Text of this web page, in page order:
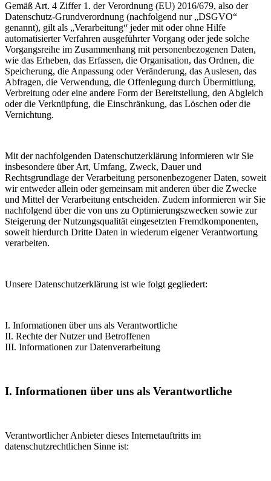
Gemäß Art. 4 Ziffer 1. der Verordnung (EU) 2016/679, also der
Datenschutz-Grundverordnung (nachfolgend nur „DSGVO“
genannt), gilt als „Verarbeitung“ jeder mit oder ohne Hilfe
automatisierter Verfahren ausgeführter Vorgang oder jede solche
Vorgangsreihe im Zusammenhang mit personenbezogenen Daten,
wie das Erheben, das Erfassen, die Organisation, das Ordnen, die
Speicherung, die Anpassung oder Veränderung, das Auslesen, das
Abfragen, die Verwendung, die Offenlegung durch Übermittlung,
Verbreitung oder eine andere Form der Bereitstellung, den Abgleich
oder die Verknüpfung, die Einschränkung, das Löschen oder die
Vernichtung.
Mit der nachfolgenden Datenschutzerklärung informieren wir Sie
insbesondere über Art, Umfang, Zweck, Dauer und
Rechtsgrundlage der Verarbeitung personenbezogener Daten, soweit
wir entweder allein oder gemeinsam mit anderen über die Zwecke
und Mittel der Verarbeitung entscheiden. Zudem informieren wir Sie
nachfolgend über die von uns zu Optimierungszwecken sowie zur
Steigerung der Nutzungsqualität eingesetzten Fremdkomponenten,
soweit hierdurch Dritte Daten in wiederum eigener Verantwortung
verarbeiten.
Unsere Datenschutzerklärung ist wie folgt gegliedert:
I. Informationen über uns als Verantwortliche
II. Rechte der Nutzer und Betroffenen
III. Informationen zur Datenverarbeitung
I. Informationen über uns als Verantwortliche
Verantwortlicher Anbieter dieses Internetauftritts im
datenschutzrechtlichen Sinne ist: